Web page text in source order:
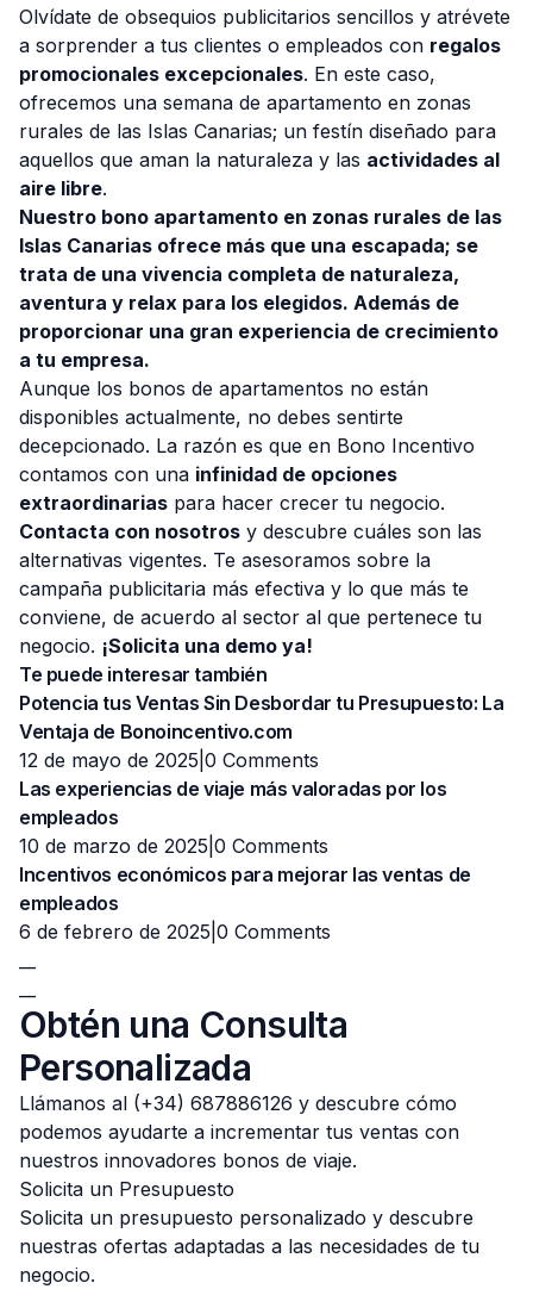
Olvídate de obsequios publicitarios sencillos y atrévete
a sorprender a tus clientes o empleados con regalos
promocionales excepcionales. En este caso,
ofrecemos una semana de apartamento en zonas
rurales de las Islas Canarias; un festín diseñado para
aquellos que aman la naturaleza y las actividades al
aire libre.
Nuestro bono apartamento en zonas rurales de las
Islas Canarias ofrece más que una escapada; se
trata de una vivencia completa de naturaleza,
aventura y relax para los elegidos. Además de
proporcionar una gran experiencia de crecimiento
a tu empresa.
Aunque los bonos de apartamentos no están
disponibles actualmente, no debes sentirte
decepcionado. La razón es que en Bono Incentivo
contamos con una infinidad de opciones
extraordinarias para hacer crecer tu negocio.
Contacta con nosotros y descubre cuáles son las
alternativas vigentes. Te asesoramos sobre la
campaña publicitaria más efectiva y lo que más te
conviene, de acuerdo al sector al que pertenece tu
negocio. ¡Solicita una demo ya!
Te puede interesar también
Potencia tus Ventas Sin Desbordar tu Presupuesto: La
Ventaja de Bonoincentivo.com
12 de mayo de 2025| 0 Comments
Las experiencias de viaje más valoradas por los
empleados
10 de marzo de 2025| 0 Comments
Incentivos económicos para mejorar las ventas de
empleados
6 de febrero de 2025| 0 Comments
Obtén una Consulta
Personalizada
Llámanos al (+34) 687886126 y descubre cómo
podemos ayudarte a incrementar tus ventas con
nuestros innovadores bonos de viaje.
Solicita un Presupuesto
Solicita un presupuesto personalizado y descubre
nuestras ofertas adaptadas a las necesidades de tu
negocio.